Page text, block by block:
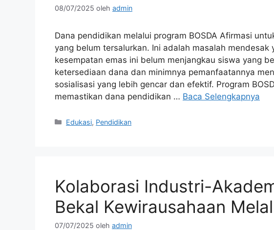
08/07/2025 oleh admin
Dana pendidikan melalui program BOSDA Afirmasi
yang belum tersalurkan. Ini adalah masalah mendesak
kesempatan emas ini belum menjangkau siswa yang
ketersediaan dana dan minimnya pemanfaatannya
sosialisasi yang lebih gencar dan efektif. Program
memastikan dana pendidikan … Baca Selengkapnya
Kategori
Edukasi, Pendidikan
Kolaborasi Industri-
Bekal Kewirausahaan
07/07/2025 oleh admin